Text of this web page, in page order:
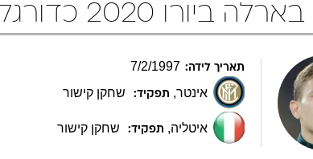
ביורו 2020 כדורגל
תאריך לידה: 7/2/1997
אינטר, תפקיד: שחקן קישור
איטליה, תפקיד: שחקן קישור